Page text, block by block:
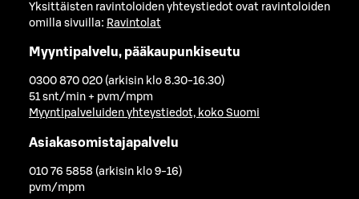
Yksittäisten ravintoloiden yhteystiedot ovat ravintoloiden
omilla sivuilla: Ravintolat
Myyntipalvelu, pääkaupunkiseutu
0300 870 020 (arkisin klo 8.30-16.30)
51 snt/min + pvm/mpm
Myyntipalveluiden yhteystiedot, koko Suomi
Asiakasomistajapalvelu
010 76 5858 (arkisin klo 9-16)
pvm/mpm